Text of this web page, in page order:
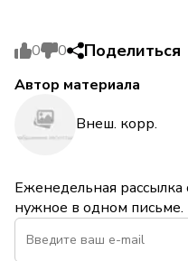
0 0 Поделиться
Автор материала
Внеш. корр.
Еженедельная
нужное в одном письме.